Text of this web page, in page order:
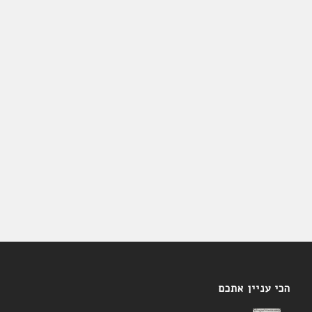
הכי עניין אתכם